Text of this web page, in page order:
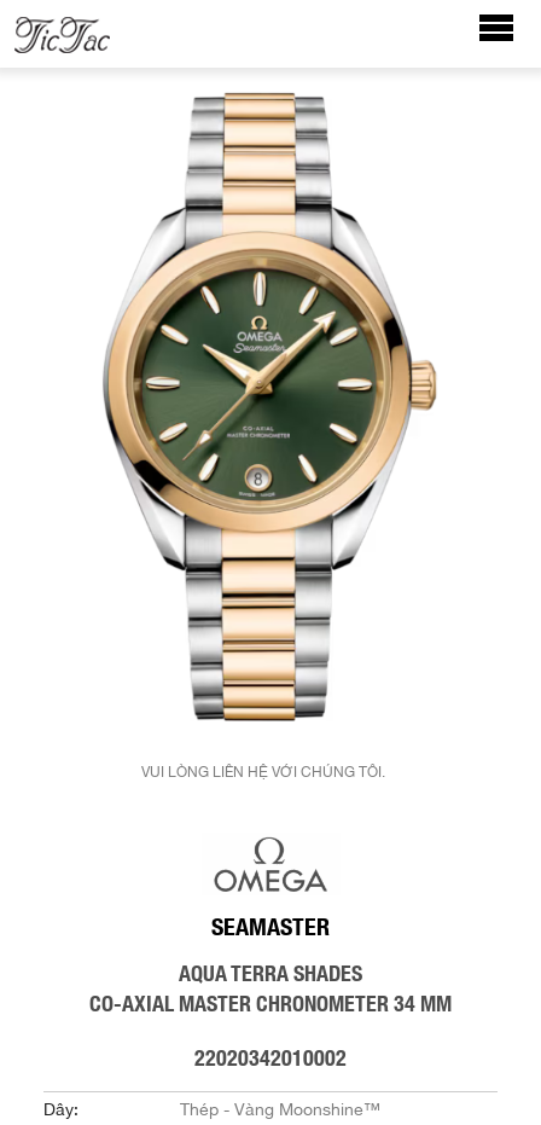
VUI LÒNG LIÊN HỆ VỚI CHÚNG TÔI.
SEAMASTER
AQUA TERRA SHADES
CO‑AXIAL MASTER CHRONOMETER 34 MM
22020342010002
Dây:
Thép - Vàng Moonshine™